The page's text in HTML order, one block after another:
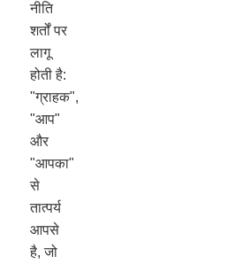
नीति
शर्तों पर
लागू
होती है:
"ग्राहक",
"आप"
और
"आपका"
से
तात्पर्य
आपसे
है, जो